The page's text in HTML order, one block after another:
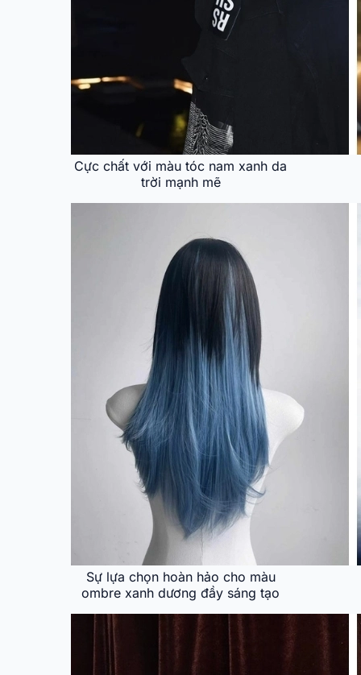
Cực chất với màu tóc nam xanh da
trời mạnh mẽ
Sự lựa chọn hoàn hảo cho màu
ombre xanh dương đầy sáng tạo